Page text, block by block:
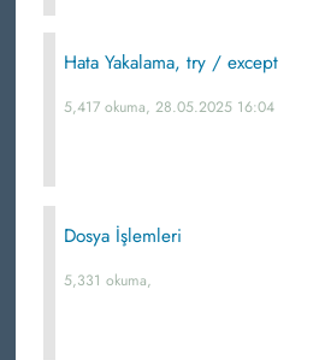
Hata Yakalama, try / except
5,417 okuma, 28.05.2025 16:04
Dosya İşlemleri
5,331 okuma,